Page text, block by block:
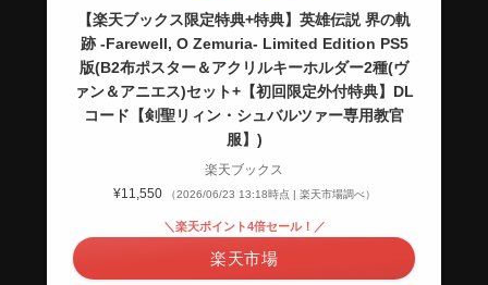
【楽天ブックス限定特典+特典】英雄伝説 界の軌
跡 -Farewell, O Zemuria- Limited Edition PS5
版(B2布ポスター＆アクリルキーホルダー2種(ヴ
ァン＆アニエス)セット+【初回限定外付特典】DL
コード【剣聖リィン・シュバルツァー専用教官
服】)
楽天ブックス
¥11,550
（2026/06/23 13:18時点 | 楽天市場調べ）
＼楽天ポイント4倍セール！／
楽天市場